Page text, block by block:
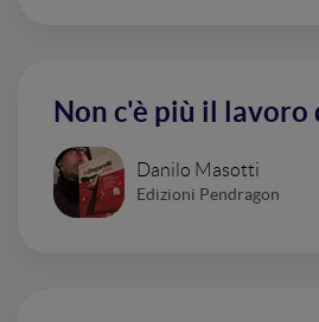
Non c'è più il lavoro
Danilo Masotti
Edizioni Pendragon